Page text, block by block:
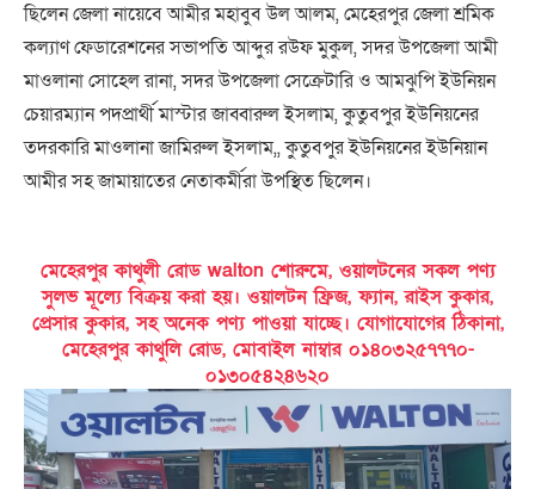
ছিলেন জেলা নায়েবে আমীর মহাবুব উল আলম, মেহেরপুর জেলা শ্রমিক
কল্যাণ ফেডারেশনের সভাপতি আব্দুর রউফ মুকুল, সদর উপজেলা আমী
মাওলানা সোহেল রানা, সদর উপজেলা সেক্রেটারি ও আমঝুপি ইউনিয়ন
চেয়ারম্যান পদপ্রার্থী মাস্টার জাব্বারুল ইসলাম, কুতুবপুর ইউনিয়নের
তদরকারি মাওলানা জামিরুল ইসলাম,, কুতুবপুর ইউনিয়নের ইউনিয়ান
আমীর সহ জামায়াতের নেতাকর্মীরা উপস্থিত ছিলেন।
মেহেরপুর কাথুলী রোড walton শোরুমে, ওয়ালটনের সকল পণ্য
সুলভ মূল্যে বিক্রয় করা হয়। ওয়ালটন ফ্রিজ, ফ্যান, রাইস কুকার,
প্রেসার কুকার, সহ অনেক পণ্য পাওয়া যাচ্ছে। যোগাযোগের ঠিকানা,
মেহেরপুর কাথুলি রোড, মোবাইল নাম্বার ০১৪০৩২৫৭৭৭০-
০১৩০৫৪২৪৬২০